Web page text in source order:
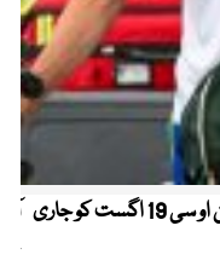
کیریبین پریمیئر لیگ ، قومی کرکٹرز کو این او سی 19 اگست کو جاری